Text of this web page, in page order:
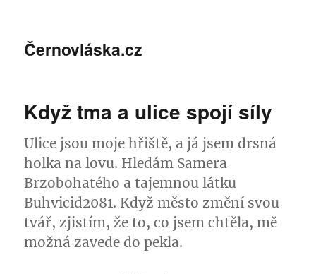
Černovláska.cz
Když tma a ulice spojí síly
Ulice jsou moje hřiště, a já jsem drsná
holka na lovu. Hledám Samera
Brzobohatého a tajemnou látku
Buhvicid2081. Když město změní svou
tvář, zjistím, že to, co jsem chtěla, mě
možná zavede do pekla.